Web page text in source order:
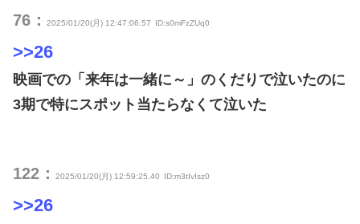
76： 2025/01/20(月) 12:47:06.57 ID:s0mFzZUq0
>>26
映画での「来年は一緒に～」のくだりで泣いたのに
3期で特にスポット当たらなくて泣いた
122： 2025/01/20(月) 12:59:25.40 ID:m3tIvIsz0
>>26